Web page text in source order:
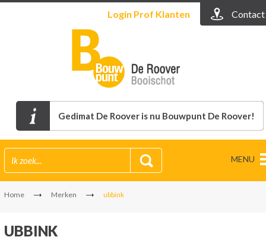
Login Prof Klanten Contact
Gedimat De Roover is nu Bouwpunt De Roover!
MENU
Home Merken ubbink
UBBINK